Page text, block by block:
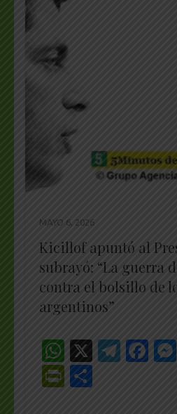
MAYO 6, 2026
Kicillof apuntó al
subrayó: “La guerra
contra el bolsillo de
argentinos”
WhatsApp
X